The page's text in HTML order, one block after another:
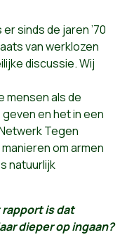
sinds de jaren ’70
van werklozen
discussie. Wij
mensen als de
en het in een
Tegen
om armen
natuurlijk
is dat
dieper op ingaan?